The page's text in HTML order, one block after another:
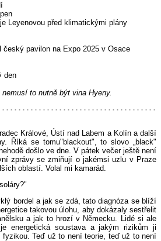
Leyenovou před klimatickými plány
pavilon na Expo 2025 v Osace
den
to nutně být vina Hyeny.
Králové, Ústí nad Labem a Kolín a další
Říká se tomu"blackout", to slovo „black"
došlo ve dne. V pátek večer ještě není
zprávy se zmiňují o jakémsi uzlu v Praze
oblastí. Volal mi kamarád.
bordel a jak se zdá, tato diagnóza se blíží
takovou úlohu, aby dokázaly sestřelit
a jak to hrozí v Německu. Lidé si ale
energetická soustava a jakým rizikům ji
Teď už to není teorie, teď už to není